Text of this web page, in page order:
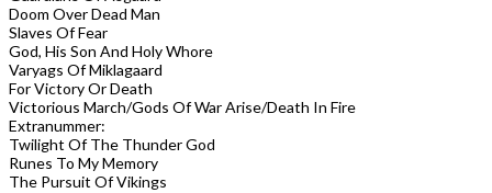
Doom Over Dead Man
Slaves Of Fear
God, His Son And Holy Whore
Varyags Of Miklagaard
For Victory Or Death
Victorious March/Gods Of War Arise/Death In Fire
Extranummer:
Twilight Of The Thunder God
Runes To My Memory
The Pursuit Of Vikings